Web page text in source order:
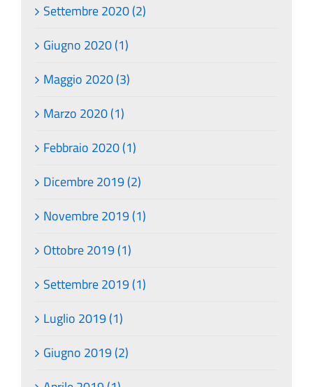
Settembre 2020 (2)
Giugno 2020 (1)
Maggio 2020 (3)
Marzo 2020 (1)
Febbraio 2020 (1)
Dicembre 2019 (2)
Novembre 2019 (1)
Ottobre 2019 (1)
Settembre 2019 (1)
Luglio 2019 (1)
Giugno 2019 (2)